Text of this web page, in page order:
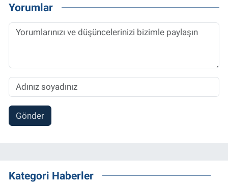
Yorumlar
Gönder
Kategori Haberler